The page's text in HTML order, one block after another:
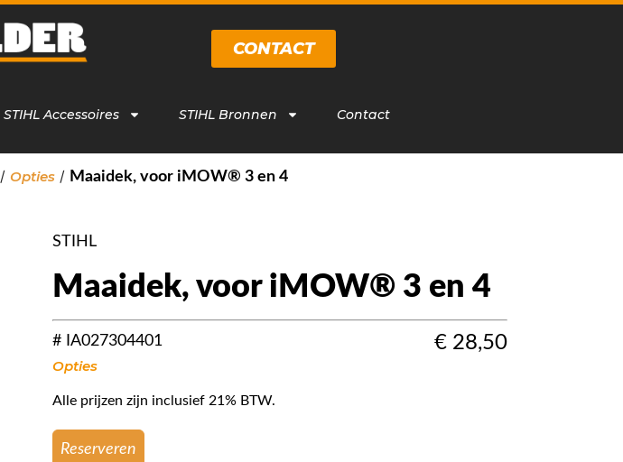
CONTACT
STIHL Accessoires STIHL Bronnen Contact
/ Opties / Maaidek, voor iMOW® 3 en 4
STIHL
Maaidek, voor iMOW® 3 en 4
# IA027304401
Opties
€ 28,50
Alle prijzen zijn inclusief 21% BTW.
Reserveren